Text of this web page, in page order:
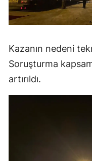
Kazanın nedeni
Soruşturma
artırıldı.